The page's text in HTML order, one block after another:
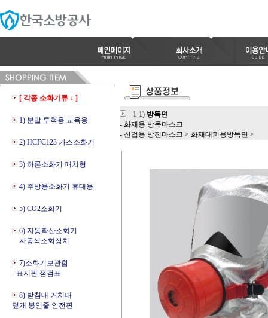
[ 각종 소화기류 ↓ ]
1) 분말 투척용 교육용
2) HCFC123 가스소화기
3) 하론소화기 패치형
4) 주방용소화기 휴대용
5) CO2소화기
6) 자동확산소화기
자동식소화장치
7)소화기보관함
- 표지판 점검표
8) 받침대 거치대
덮개 봉인줄 안전핀
1-1) 방독면
- 화재용 방독마스크
- 산업용 방진마스크 > 화재대피용방독면 >